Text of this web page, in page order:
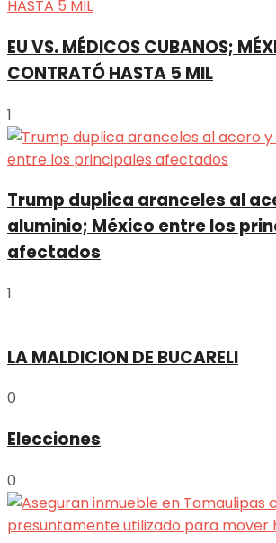
EU VS. MÉDICOS CUBANOS;
CONTRATÓ HASTA 5 MIL
1
Trump duplica aranceles al
aluminio; México entre los
afectados
1
LA MALDICION DE BUCARELI
0
Elecciones
0